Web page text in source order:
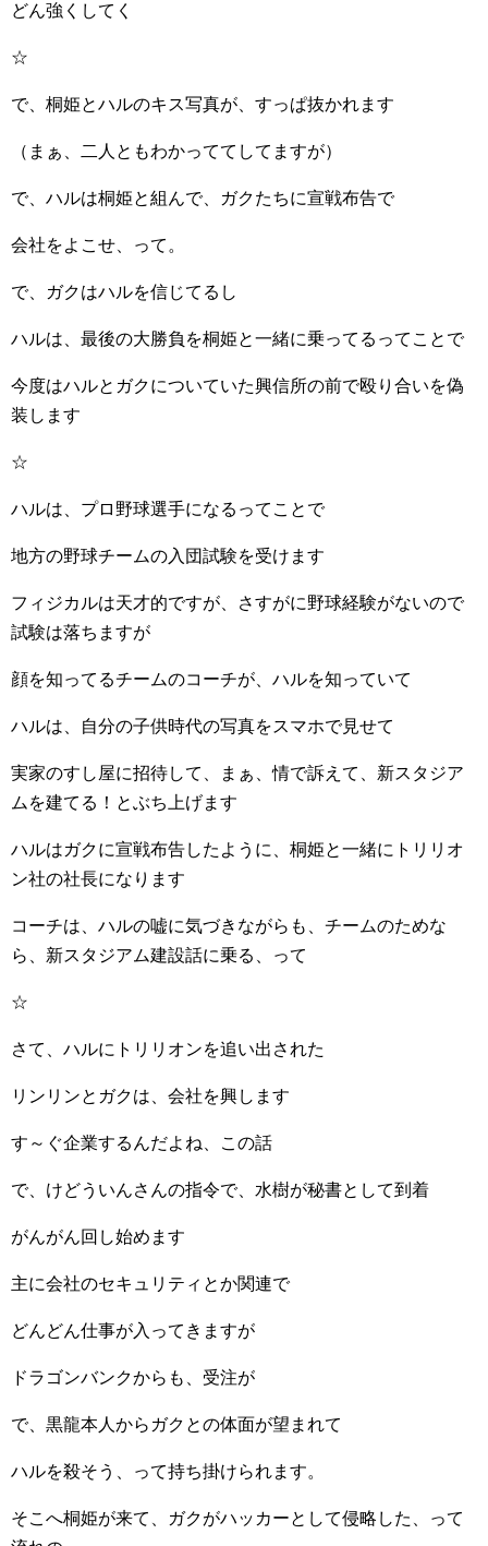
どん強くしてく
☆
で、桐姫とハルのキス写真が、すっぱ抜かれます
（まぁ、二人ともわかっててしてますが）
で、ハルは桐姫と組んで、ガクたちに宣戦布告で
会社をよこせ、って。
で、ガクはハルを信じてるし
ハルは、最後の大勝負を桐姫と一緒に乗ってるってことで
今度はハルとガクについていた興信所の前で殴り合いを偽
装します
☆
ハルは、プロ野球選手になるってことで
地方の野球チームの入団試験を受けます
フィジカルは天才的ですが、さすがに野球経験がないので
試験は落ちますが
顔を知ってるチームのコーチが、ハルを知っていて
ハルは、自分の子供時代の写真をスマホで見せて
実家のすし屋に招待して、まぁ、情で訴えて、新スタジア
ムを建てる！とぶち上げます
ハルはガクに宣戦布告したように、桐姫と一緒にトリリオ
ン社の社長になります
コーチは、ハルの嘘に気づきながらも、チームのためな
ら、新スタジアム建設話に乗る、って
☆
さて、ハルにトリリオンを追い出された
リンリンとガクは、会社を興します
す～ぐ企業するんだよね、この話
で、けどういんさんの指令で、水樹が秘書として到着
がんがん回し始めます
主に会社のセキュリティとか関連で
どんどん仕事が入ってきますが
ドラゴンバンクからも、受注が
で、黒龍本人からガクとの体面が望まれて
ハルを殺そう、って持ち掛けられます。
そこへ桐姫が来て、ガクがハッカーとして侵略した、って